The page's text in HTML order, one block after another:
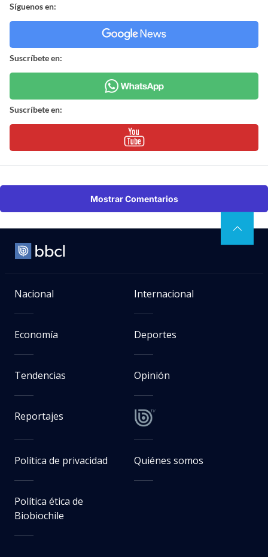
Síguenos en:
Suscríbete en:
Suscríbete en:
Mostrar Comentarios
Nacional Internacional
Economía Deportes
Tendencias Opinión
Reportajes
Política de privacidad Quiénes somos
Política ética de
Biobiochile